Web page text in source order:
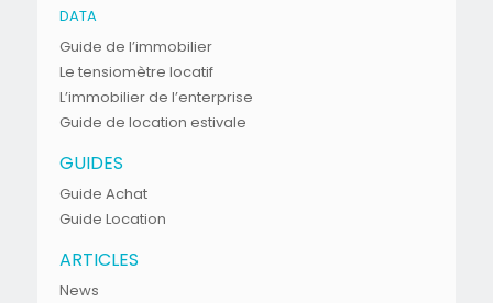
DATA
Guide de l’immobilier
Le tensiomètre locatif
L’immobilier de l’enterprise
Guide de location estivale
GUIDES
Guide Achat
Guide Location
ARTICLES
News